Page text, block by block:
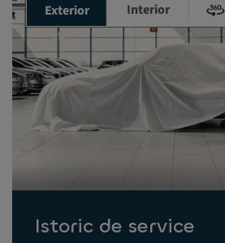
Exterior Interior
Istoric de service